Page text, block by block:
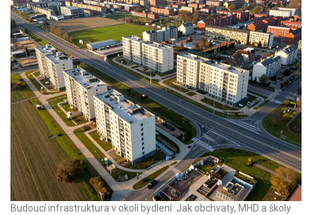
Budoucí infrastruktura v okolí bydlení: Jak obchvaty, MHD a školy